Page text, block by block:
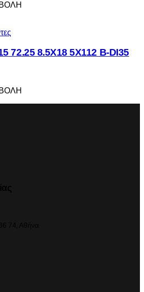
72.25 8.5Χ18 5Χ112 Β-DI35